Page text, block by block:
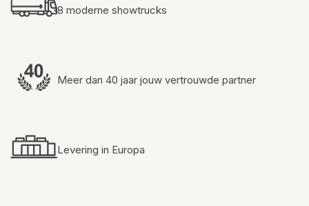
8 moderne showtrucks
Meer dan 40 jaar jouw vertrouwde partner
Levering in Europa